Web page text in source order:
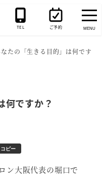
TEL ご予約 MENU
たの「生きる目的」は何です
何ですか？
コピー
ン大阪代表の堀口で